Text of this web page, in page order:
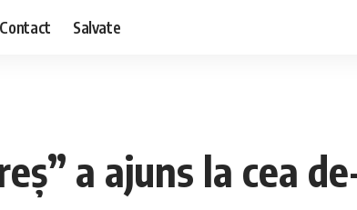
Contact Salvate
a ajuns la cea